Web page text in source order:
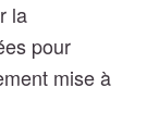
la
pour
mise à